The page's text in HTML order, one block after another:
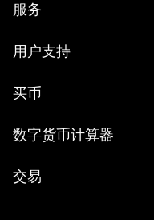
服务
用户支持
买币
数字货币计算器
交易